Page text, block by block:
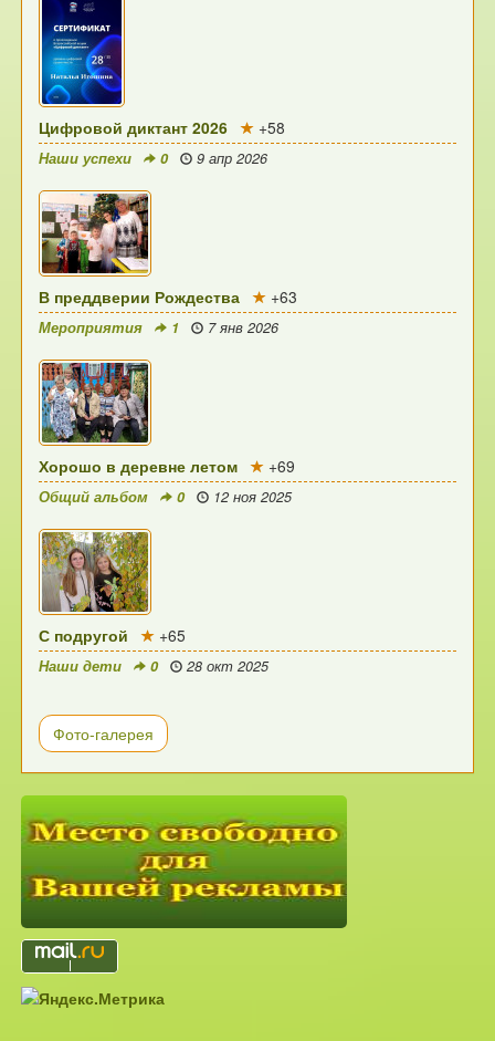
Цифровой диктант 2026 +58
Наши успехи 0 9 апр 2026
В преддверии Рождества +63
Мероприятия 1 7 янв 2026
Хорошо в деревне летом +69
Общий альбом 0 12 ноя 2025
С подругой +65
Наши дети 0 28 окт 2025
Фото-галерея